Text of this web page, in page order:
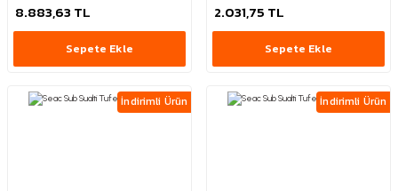
8.883,63 TL
Sepete Ekle
2.031,75 TL
Sepete Ekle
İndirimli Ürün İndirimli Ürün